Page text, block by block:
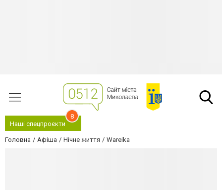
Наші спецпроєкти
8
Головна Афіша Нічне життя Wareika